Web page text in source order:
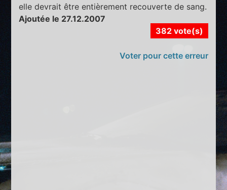
elle devrait être entièrement recouverte de sang.
Ajoutée le 27.12.2007
382 vote(s)
Voter pour cette erreur